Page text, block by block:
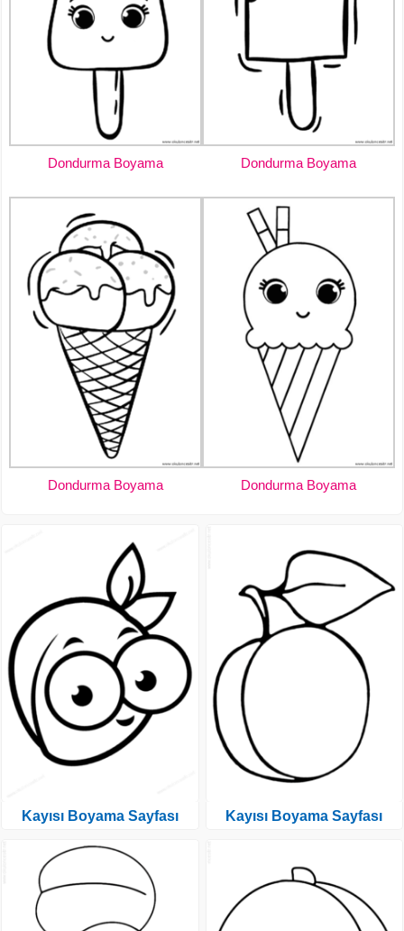
Dondurma Boyama Dondurma Boyama
Dondurma Boyama Dondurma Boyama
Kayısı Boyama Sayfası Kayısı Boyama Sayfası